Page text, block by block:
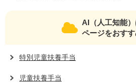
AI（人工知能
ページをおす
特別児童扶養手当
児童扶養手当